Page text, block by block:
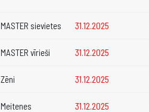
MASTER sievietes 31.12.2025
MASTER vīrieši 31.12.2025
Zēni 31.12.2025
Meitenes 31.12.2025